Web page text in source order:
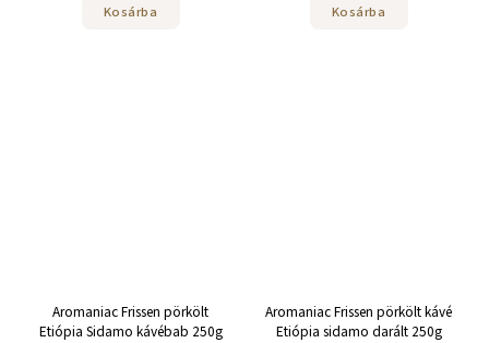
Kosárba Kosárba
Aromaniac Frissen pörkölt
Etiópia Sidamo kávébab 250g
Aromaniac Frissen pörkölt kávé
Etiópia sidamo darált 250g